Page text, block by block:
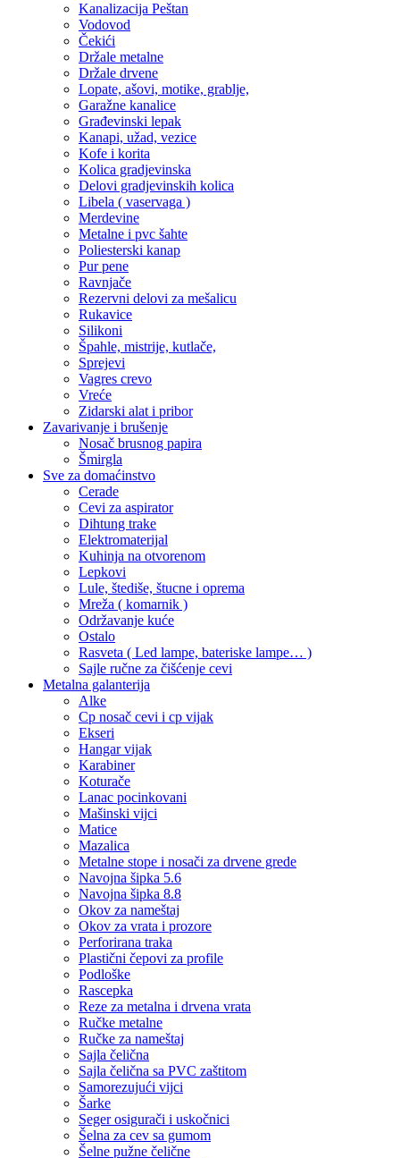
Kanalizacija Peštan
Vodovod
Čekići
Držale metalne
Držale drvene
Lopate, ašovi, motike, grablje,
Garažne kanalice
Građevinski lepak
Kanapi, užad, vezice
Kofe i korita
Kolica gradjevinska
Delovi gradjevinskih kolica
Libela ( vaservaga )
Merdevine
Metalne i pvc šahte
Poliesterski kanap
Pur pene
Ravnjače
Rezervni delovi za mešalicu
Rukavice
Silikoni
Špahle, mistrije, kutlače,
Sprejevi
Vagres crevo
Vreće
Zidarski alat i pribor
Zavarivanje i brušenje
Nosač brusnog papira
Šmirgla
Sve za domaćinstvo
Cerade
Cevi za aspirator
Dihtung trake
Elektromaterijal
Kuhinja na otvorenom
Lepkovi
Lule, štediše, štucne i oprema
Mreža ( komarnik )
Održavanje kuće
Ostalo
Rasveta ( Led lampe, bateriske lampe… )
Sajle ručne za čišćenje cevi
Metalna galanterija
Alke
Cp nosač cevi i cp vijak
Ekseri
Hangar vijak
Karabiner
Koturače
Lanac pocinkovani
Mašinski vijci
Matice
Mazalica
Metalne stope i nosači za drvene grede
Navojna šipka 5.6
Navojna šipka 8.8
Okov za nameštaj
Okov za vrata i prozore
Perforirana traka
Plastični čepovi za profile
Podloške
Rascepka
Reze za metalna i drvena vrata
Ručke metalne
Ručke za nameštaj
Sajla čelična
Sajla čelična sa PVC zaštitom
Samorezujući vijci
Šarke
Seger osigurači i uskočnici
Šelna za cev sa gumom
Šelne pužne čelične